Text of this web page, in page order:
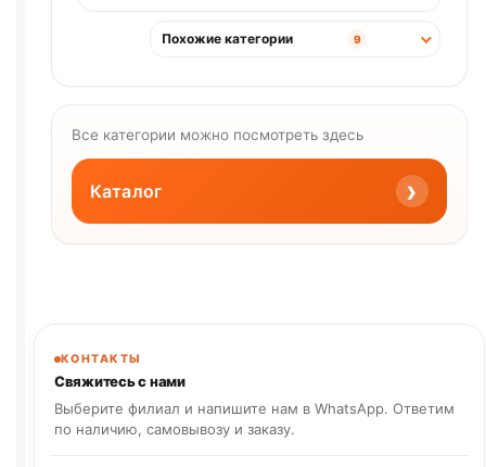
Похожие категории 9
Все категории можно посмотреть здесь
Каталог ›
КОНТАКТЫ
Свяжитесь с нами
Выберите филиал и напишите нам в WhatsApp. Ответим
по наличию, самовывозу и заказу.